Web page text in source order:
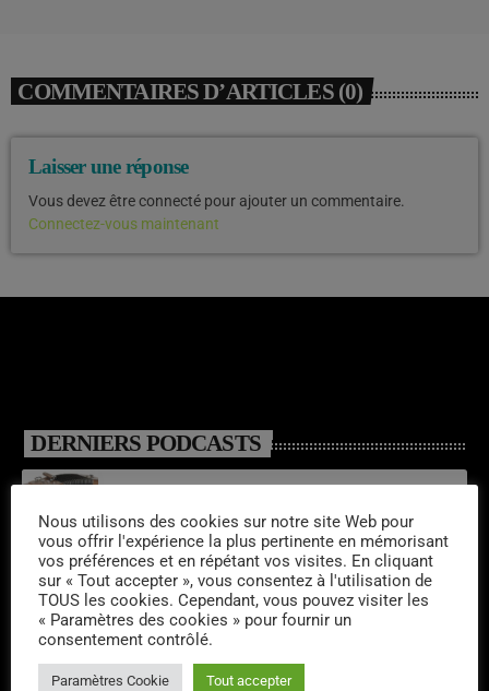
COMMENTAIRES D’ARTICLES (0)
Laisser une réponse
Vous devez être connecté pour ajouter un commentaire.
Connectez-vous maintenant
DERNIERS PODCASTS
Emissions semaine 32/2026
Laroq’En Fête
Nous utilisons des cookies sur notre site Web pour
vous offrir l'expérience la plus pertinente en mémorisant
vos préférences et en répétant vos visites. En cliquant
sur « Tout accepter », vous consentez à l'utilisation de
TOUS les cookies. Cependant, vous pouvez visiter les
« Paramètres des cookies » pour fournir un
consentement contrôlé.
Paramètres Cookie Tout accepter